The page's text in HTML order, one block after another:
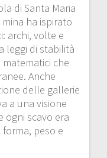
di Santa Maria
ha ispirato
archi, volte e
leggi di stabilità
che
Anche
delle gallerie
a una visione
ogni scavo era
peso e